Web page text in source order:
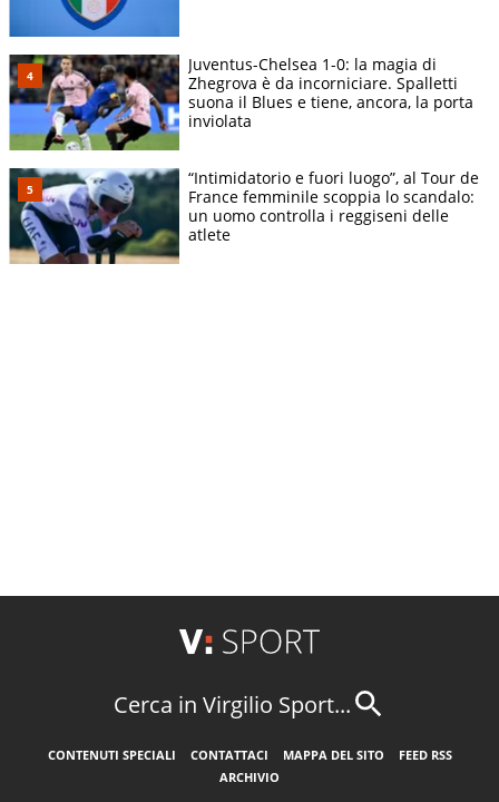
Juventus-Chelsea 1-0: la magia di
Zhegrova è da incorniciare. Spalletti
suona il Blues e tiene, ancora, la porta
inviolata
“Intimidatorio e fuori luogo”, al Tour de
France femminile scoppia lo scandalo:
un uomo controlla i reggiseni delle
atlete
Cerca in Virgilio Sport...
CONTENUTI SPECIALI CONTATTACI MAPPA DEL SITO
FEED RSS
ARCHIVIO